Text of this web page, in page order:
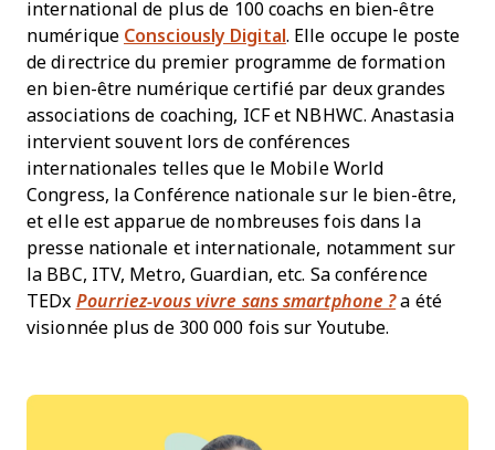
international de plus de 100 coachs en bien-être
numérique Consciously Digital . Elle occupe le poste
de directrice du premier programme de formation
en bien-être numérique certifié par deux grandes
associations de coaching, ICF et NBHWC. Anastasia
intervient souvent lors de conférences
internationales telles que le Mobile World
Congress, la Conférence nationale sur le bien-être,
et elle est apparue de nombreuses fois dans la
presse nationale et internationale, notamment sur
la BBC, ITV, Metro, Guardian, etc. Sa conférence
TEDx Pourriez-vous vivre sans smartphone ?a été
visionnée plus de 300 000 fois sur Youtube.